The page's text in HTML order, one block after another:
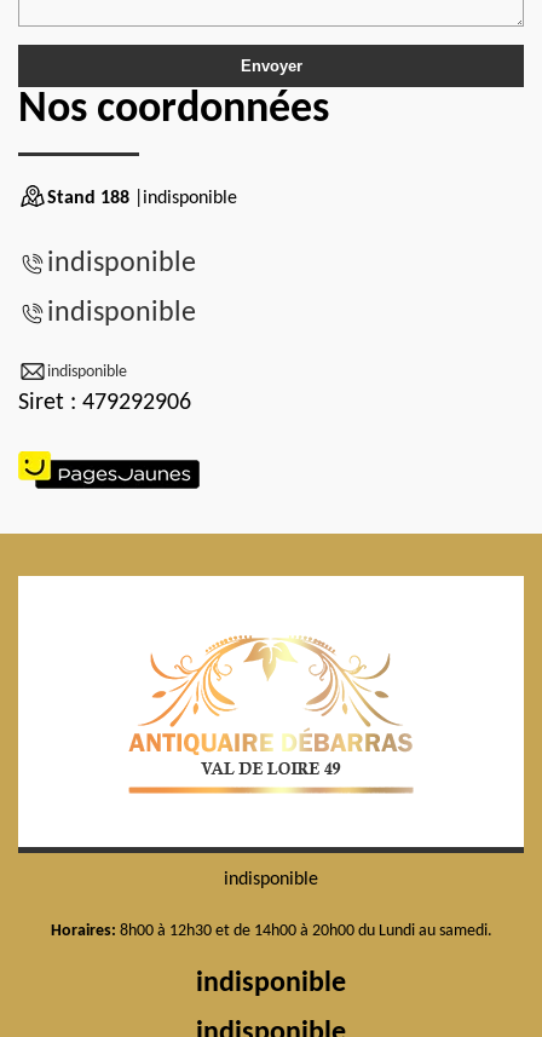
Nos coordonnées
Stand 188 |indisponible
indisponible
indisponible
indisponible
Siret : 479292906
indisponible
Horaires: 8h00 à 12h30 et de 14h00 à 20h00 du Lundi au samedi.
indisponible